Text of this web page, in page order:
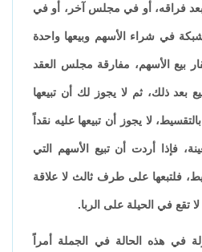
فراقه، أو في مجلس آخر، أو في
في شراء الأسهم وبيعها واحدة
بيع الأسهم، مفارقة مجلس العقد
بعد ذلك، ثم لا يجوز لك أن تبيعها
لا يجوز أن تبيعها عليه نقداً
فإذا أردت أن تبيع الأسهم التي
فلتبعها على طرف ثالث لا علاقة
تقع في الحيلة على الربا.
في هذه الحالة في الجملة أمراً